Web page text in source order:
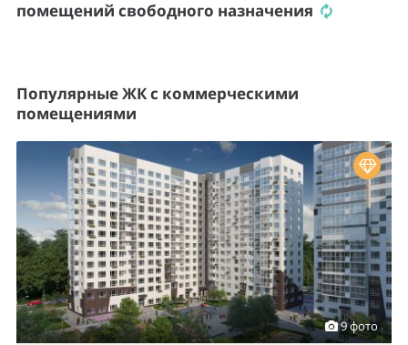
помещений свободного назначения
Популярные ЖК с коммерческими
помещениями
9 фото